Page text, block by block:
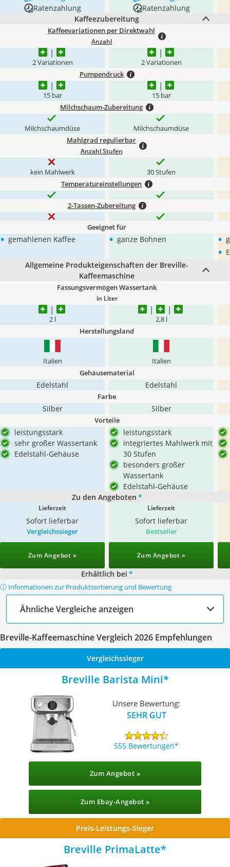
Ratenzahlung
Ratenzahlung
Kaffeezubereitung
Kaffeevariationen per Direktwahl
Anzahl
2 Variationen 2 Variationen
Pumpendruck
15 bar 15 bar
Milchschaum-Zubereitung
Milchschaumdüse Milchschaumdüse
Mahlgrad regulierbar
Anzahl Stufen
kein Mahlwerk 30 Stufen
Temperatureinstellungen
2-Tassen-Zubereitung
Geeignet für
• gemahlenen Kaffee • ganze Bohnen •
•
Allgemeine Produkteigenschaften der Breville-
Kaffeemaschine
Fassungsvermögen Wassertank
in Liter
2 l 2,8 l
Herstellungsland
Italien Italien
Gehäusematerial
Edelstahl Edelstahl
Farbe
Silber Silber
Vorteile
leistungsstark
sehr großer Wassertank
Edelstahl-Gehäuse
leistungsstark
integriertes Mahlwerk mit
30 Stufen
besonders großer
Wassertank
Edelstahl-Gehäuse
Zu den Angeboten *
Lieferzeit
Sofort lieferbar
Lieferzeit
Sofort lieferbar
Vergleichssieger
Zum Angebot »
Bestseller
Zum Angebot »
Erhältlich bei *
ⓘ Informationen zur Produktsortierung und Bewertung
Ähnliche Vergleiche anzeigen
Breville-Kaffeemaschine Vergleich 2026 Empfehlungen
Vergleichssieger
Breville Barista Mini
Unsere Bewertung:
SEHR GUT
555 Bewertungen
Zum Angebot »
Zum Ebay-Angebot »
Preis-Leistungs-Sieger
Breville PrimaLatte